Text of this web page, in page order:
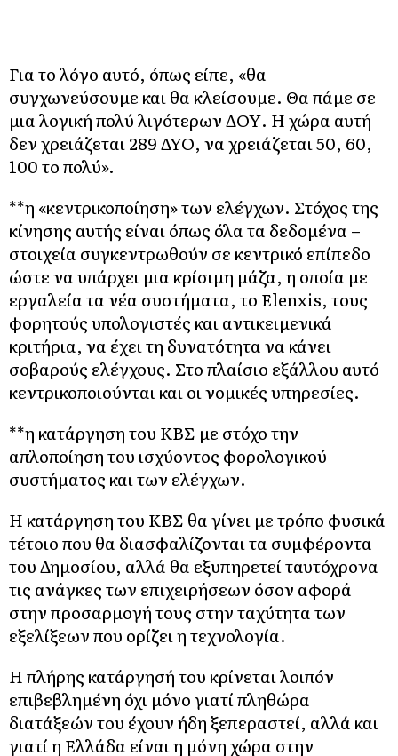
Για το λόγο αυτό, όπως είπε, «θα
συγχωνεύσουμε και θα κλείσουμε. Θα πάμε σε
μια λογική πολύ λιγότερων ΔΟΥ. Η χώρα αυτή
δεν χρειάζεται 289 ΔΥΟ, να χρειάζεται 50, 60,
100 το πολύ».
**η «κεντρικοποίηση» των ελέγχων. Στόχος της
κίνησης αυτής είναι όπως όλα τα δεδομένα –
στοιχεία συγκεντρωθούν σε κεντρικό επίπεδο
ώστε να υπάρχει μια κρίσιμη μάζα, η οποία με
εργαλεία τα νέα συστήματα, το Elenxis, τους
φορητούς υπολογιστές και αντικειμενικά
κριτήρια, να έχει τη δυνατότητα να κάνει
σοβαρούς ελέγχους. Στο πλαίσιο εξάλλου αυτό
κεντρικοποιούνται και οι νομικές υπηρεσίες.
**η κατάργηση του ΚΒΣ με στόχο την
απλοποίηση του ισχύοντος φορολογικού
συστήματος και των ελέγχων.
Η κατάργηση του ΚΒΣ θα γίνει με τρόπο φυσικά
τέτοιο που θα διασφαλίζονται τα συμφέροντα
του Δημοσίου, αλλά θα εξυπηρετεί ταυτόχρονα
τις ανάγκες των επιχειρήσεων όσον αφορά
στην προσαρμογή τους στην ταχύτητα των
εξελίξεων που ορίζει η τεχνολογία.
Η πλήρης κατάργησή του κρίνεται λοιπόν
επιβεβλημένη όχι μόνο γιατί πληθώρα
διατάξεών του έχουν ήδη ξεπεραστεί, αλλά και
γιατί η Ελλάδα είναι η μόνη χώρα στην